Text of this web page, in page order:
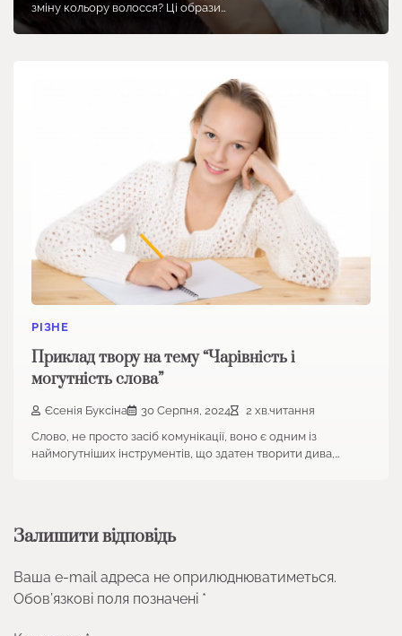
зміну кольору волосся? Ці образи…
РІЗНЕ
Приклад твору на тему “Чарівність і
могутність слова”
Єсенія Буксіна 30 Серпня, 2024
2 хв.читання
Слово, не просто засіб комунікації, воно є одним із
наймогутніших інструментів, що здатен творити дива,…
Залишити відповідь
Ваша e-mail адреса не оприлюднюватиметься.
Обов’язкові поля позначені *